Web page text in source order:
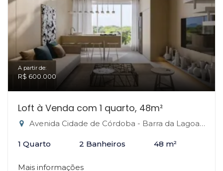
A partir de:
R$ 600.000
Loft à Venda com 1 quarto, 48m²
Avenida Cidade de Córdoba - Barra da Lagoa, Florianópolis-SC
1 Quarto 2 Banheiros 48 m²
Mais informações